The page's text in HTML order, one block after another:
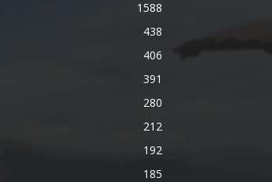
1588
438
406
391
280
212
192
185